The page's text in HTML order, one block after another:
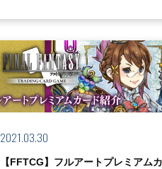
2021.03.30
【FFTCG】フルアートプレミアムカ